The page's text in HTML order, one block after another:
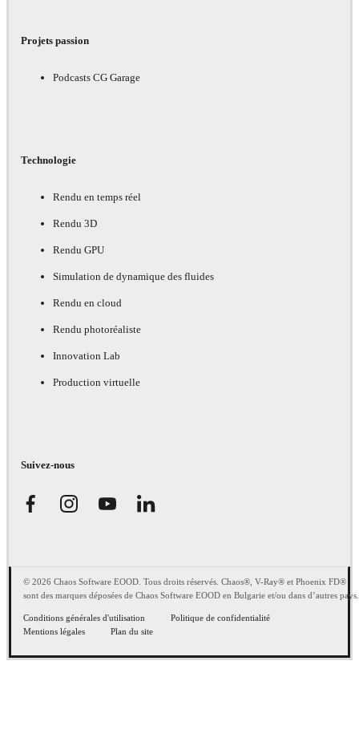
Projets passion
Podcasts CG Garage
Technologie
Rendu en temps réel
Rendu 3D
Rendu GPU
Simulation de dynamique des fluides
Rendu en cloud
Rendu photoréaliste
Innovation Lab
Production virtuelle
Suivez-nous
© 2026 Chaos Software EOOD. Tous droits réservés. Chaos®, V-Ray® et Phoenix FD®
sont des marques déposées de Chaos Software EOOD en Bulgarie et/ou dans d’autres pays.
Conditions générales d'utilisation
Politique de confidentialité
Mentions légales
Plan du site